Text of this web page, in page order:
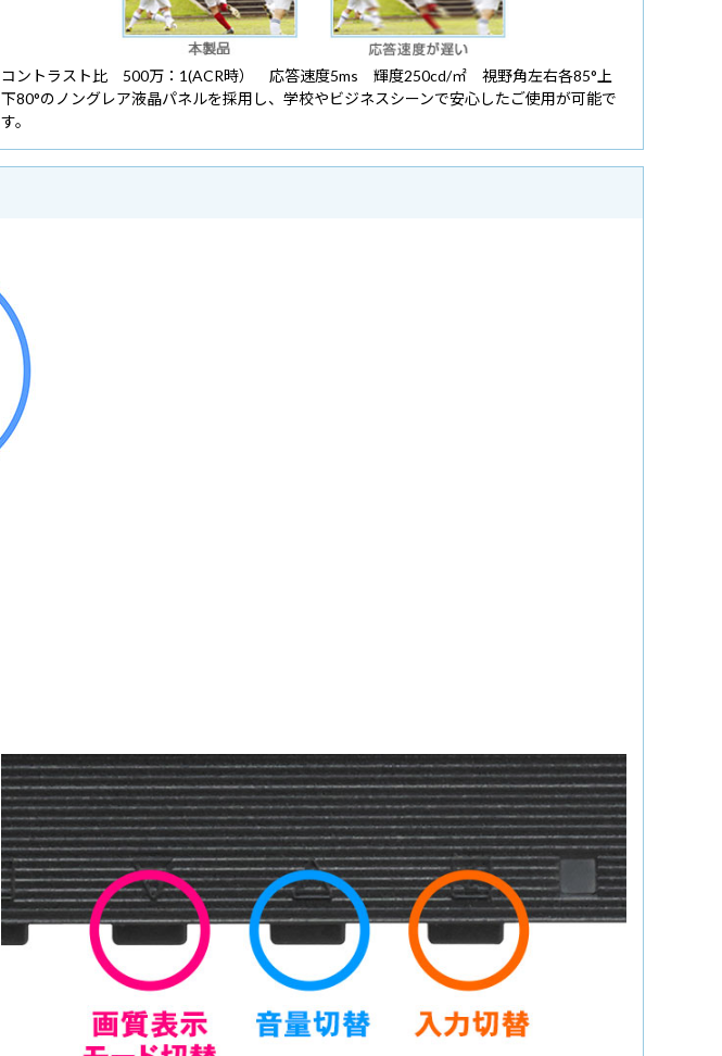
コントラスト比 500万：1(ACR時） 応答速度5ms 輝度250cd/㎡ 視野角左右各85°上
下80°のノングレア液晶パネルを採用し、学校やビジネスシーンで安心したご使用が可能で
す。